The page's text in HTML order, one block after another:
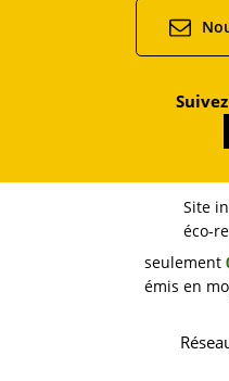
Site
éco-
seulement
émis en